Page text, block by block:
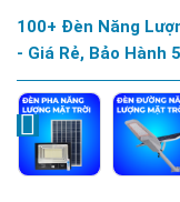
100+ Đèn Năng
- Giá Rẻ, Bảo Hành